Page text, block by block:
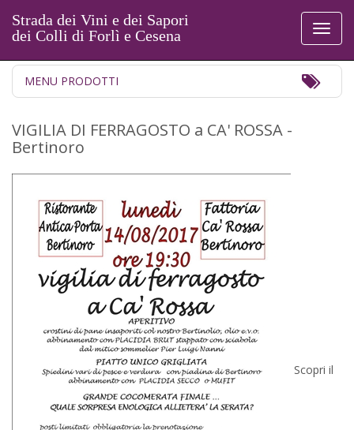
Strada dei Vini e dei Sapori
dei Colli di Forlì e Cesena
MENU PRODOTTI
VIGILIA DI FERRAGOSTO a CA' ROSSA -
Bertinoro
Scopri il